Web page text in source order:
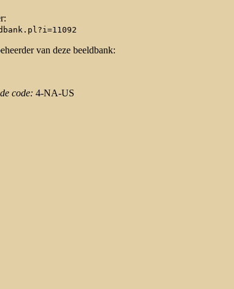
van deze beeldbank:
code: 4-NA-US